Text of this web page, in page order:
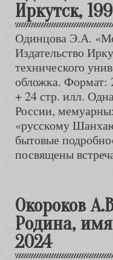
Иркутск,
Одинцова Э.А.
Издательство
технического
обложка. Формат:
+ 24 стр. илл.
России,
«русскому
бытовые
посвящены
Окороков
Родина,
2024